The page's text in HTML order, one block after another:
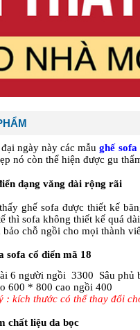
ngày này các mẫughế sofa
nó còn thể hiện được gu
dạng văng dài rộng rãi
ghế sofa được thiết kế
thì sofa không thiết kế quá
bảo chỗ ngồi cho mọi thành
sofa cổ điển mã 18
6 người ngồi 3300 Sâu phủ
cao ngồi 400
: kích thước có thể thay đổi
chất liệu da bọc